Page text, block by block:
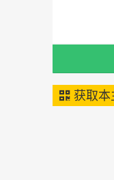
获取